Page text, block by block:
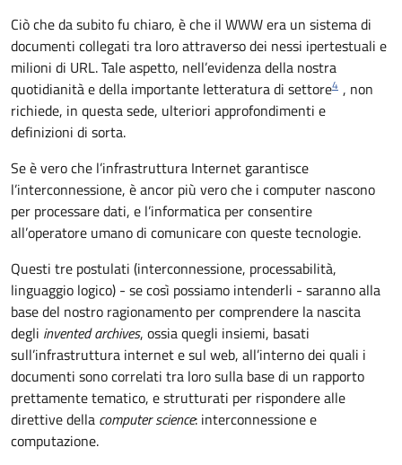
Ciò che da subito fu chiaro, è che il WWW era un sistema di
documenti collegati tra loro attraverso dei nessi ipertestuali e
milioni di URL. Tale aspetto, nell’evidenza della nostra
quotidianità e della importante letteratura di settore4 , non
richiede, in questa sede, ulteriori approfondimenti e
definizioni di sorta.
Se è vero che l’infrastruttura Internet garantisce
l’interconnessione, è ancor più vero che i computer nascono
per processare dati, e l’informatica per consentire
all’operatore umano di comunicare con queste tecnologie.
Questi tre postulati (interconnessione, processabilità,
linguaggio logico) - se così possiamo intenderli - saranno alla
base del nostro ragionamento per comprendere la nascita
degli invented archives, ossia quegli insiemi, basati
sull’infrastruttura internet e sul web, all’interno dei quali i
documenti sono correlati tra loro sulla base di un rapporto
prettamente tematico, e strutturati per rispondere alle
direttive della computer science: interconnessione e
computazione.